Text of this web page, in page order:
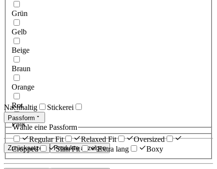
Grün
Gelb
Beige
Braun
Orange
Rot
Pink
Zurücksetzen Produkte anzeigen
Nachhaltig Stickerei
Passform
Wähle eine Passform
Regular Fit
Relaxed Fit
Oversized
Cropped
Slim Fit Extra lang Boxy